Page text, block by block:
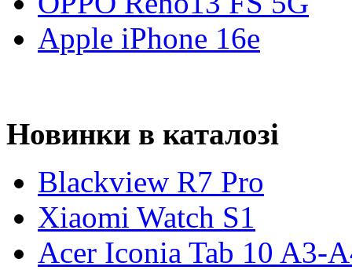
Apple iPhone 16e
Новинки в каталозі
Blackview R7 Pro
Xiaomi Watch S1
Acer Iconia Tab 10 A3-